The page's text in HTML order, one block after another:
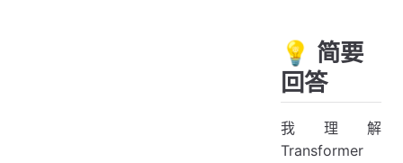
💡 简要
回答
我理解
Transformer